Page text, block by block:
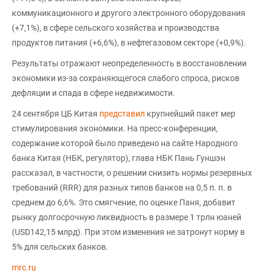
коммуникационного и другого электронного оборудования
(+7,1%), в сфере сельского хозяйства и производства
продуктов питания (+6,6%), в нефтегазовом секторе (+0,9%).
Результаты отражают неопределенность в восстановлении
экономики из-за сохраняющегося слабого спроса, рисков
дефляции и спада в сфере недвижимости.
24 сентября ЦБ Китая представил крупнейший пакет мер
стимулирования экономики. На пресс-конференции,
содержание которой было приведено на сайте Народного
банка Китая (НБК, регулятор), глава НБК Пань Гуншэн
рассказал, в частности, о решении снизить нормы резервных
требований (RRR) для разных типов банков на 0,5 п. п. в
среднем до 6,6%. Это смягчение, по оценке Паня, добавит
рынку долгосрочную ликвидность в размере 1 трлн юаней
(USD142,15 млрд). При этом изменения не затронут норму в
5% для сельских банков.
mrc.ru